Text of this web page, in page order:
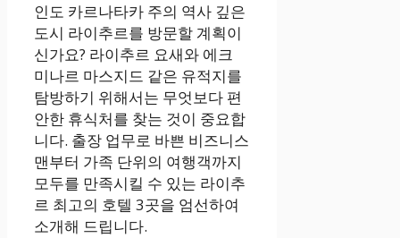
인도 카르나타카 주의 역사 깊은
도시 라이추르를 방문할 계획이
신가요? 라이추르 요새와 에크
미나르 마스지드 같은 유적지를
탐방하기 위해서는 무엇보다 편
안한 휴식처를 찾는 것이 중요합
니다. 출장 업무로 바쁜 비즈니스
맨부터 가족 단위의 여행객까지
모두를 만족시킬 수 있는 라이추
르 최고의 호텔 3곳을 엄선하여
소개해 드립니다.